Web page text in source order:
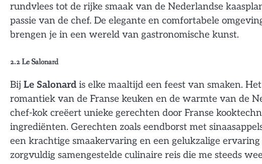
rundvlees tot de rijke smaak van de Nederlandse
passie van de chef. De elegante en comfortabele
brengen je in een wereld van gastronomische kunst.
2.2Le Salonard
Bij Le Salonard is elke maaltijd een feest van smaken.
romantiek van de Franse keuken en de warmte van de
chef-kok creëert unieke gerechten door Franse
ingrediënten. Gerechten zoals eendborst met
een krachtige smaakervaring en een gelukzalige
zorgvuldig samengestelde culinaire reis die me steeds